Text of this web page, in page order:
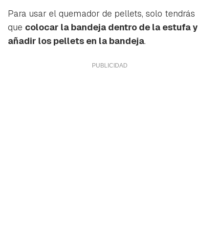
Para usar el quemador de pellets, solo tendrás
que colocar la bandeja dentro de la estufa y
añadir los pellets en la bandeja.